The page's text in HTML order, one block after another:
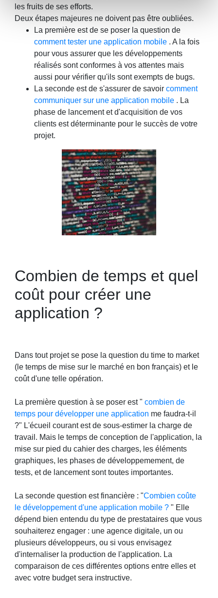
les fruits de ses efforts.
Deux étapes majeures ne doivent pas être oubliées.
La première est de se poser la question de
comment tester une application mobile . A la fois
pour vous assurer que les développements
réalisés sont conformes à vos attentes mais
aussi pour vérifier qu'ils sont exempts de bugs.
La seconde est de s'assurer de savoir comment
communiquer sur une application mobile . La
phase de lancement et d'acquisition de vos
clients est déterminante pour le succès de votre
projet.
Combien de temps et quel
coût pour créer une
application ?
Dans tout projet se pose la question du time to market
(le temps de mise sur le marché en bon français) et le
coût d'une telle opération.
La première question à se poser est " combien de
temps pour développer une application me faudra-t-il
?" L'écueil courant est de sous-estimer la charge de
travail. Mais le temps de conception de l'application, la
mise sur pied du cahier des charges, les éléments
graphiques, les phases de développemement, de
tests, et de lancement sont toutes importantes.
La seconde question est financière : "Combien coûte
le développement d'une application mobile ? " Elle
dépend bien entendu du type de prestataires que vous
souhaiterez engager : une agence digitale, un ou
plusieurs développeurs, ou si vous envisagez
d'internaliser la production de l'application. La
comparaison de ces différentes options entre elles et
avec votre budget sera instructive.